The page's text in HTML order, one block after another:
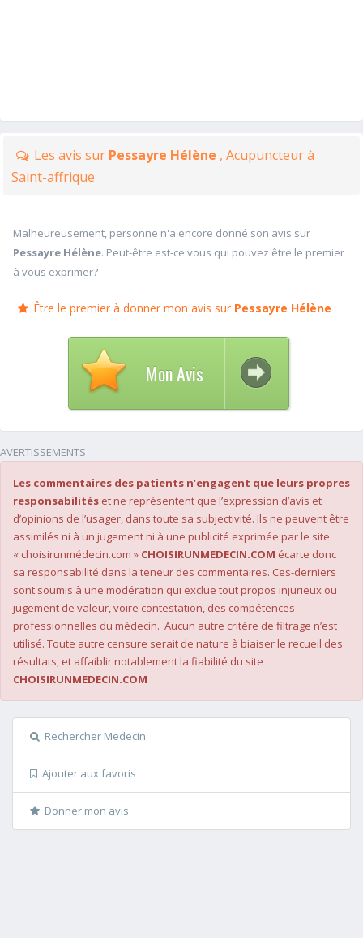
Les avis sur Pessayre Hélène , Acupuncteur à
Saint-affrique
Malheureusement, personne n'a encore donné son avis sur
Pessayre Hélène. Peut-être est-ce vous qui pouvez être le premier
à vous exprimer?
Être le premier à donner mon avis sur Pessayre Hélène
Mon Avis
AVERTISSEMENTS
Les commentaires des patients n’engagent que leurs propres
responsabilités et ne représentent que l’expression d’avis et
d’opinions de l’usager, dans toute sa subjectivité. Ils ne peuvent être
assimilés ni à un jugement ni à une publicité exprimée par le site
« choisirunmédecin.com » CHOISIRUNMEDECIN.COM écarte donc
sa responsabilité dans la teneur des commentaires. Ces-derniers
sont soumis à une modération qui exclue tout propos injurieux ou
jugement de valeur, voire contestation, des compétences
professionnelles du médecin. Aucun autre critère de filtrage n’est
utilisé. Toute autre censure serait de nature à biaiser le recueil des
résultats, et affaiblir notablement la fiabilité du site
CHOISIRUNMEDECIN.COM
Rechercher Medecin
Ajouter aux favoris
Donner mon avis